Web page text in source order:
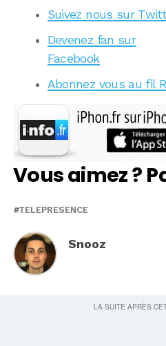
Suivez nous sur
Devenez fan sur
Facebook
Abonnez vous au fil
Vous aimez ?
TELEPRESENCE
Snooz